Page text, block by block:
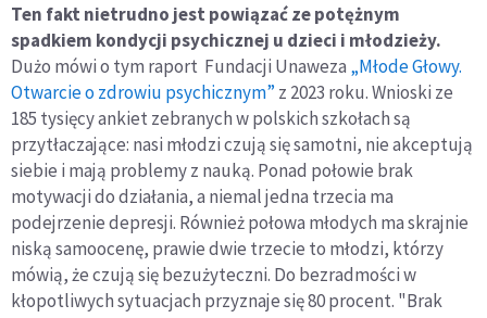
Ten fakt nietrudno jest powiązać ze potężnym
spadkiem kondycji psychicznej u dzieci i młodzieży.
Dużo mówi o tym raport Fundacji Unaweza „Młode Głowy.
Otwarcie o zdrowiu psychicznym” z 2023 roku. Wnioski ze
185 tysięcy ankiet zebranych w polskich szkołach są
przytłaczające: nasi młodzi czują się samotni, nie akceptują
siebie i mają problemy z nauką. Ponad połowie brak
motywacji do działania, a niemal jedna trzecia ma
podejrzenie depresji. Również połowa młodych ma skrajnie
niską samoocenę, prawie dwie trzecie to młodzi, którzy
mówią, że czują się bezużyteczni. Do bezradmości w
kłopotliwych sytuacjach przyznaje się 80 procent. "Brak